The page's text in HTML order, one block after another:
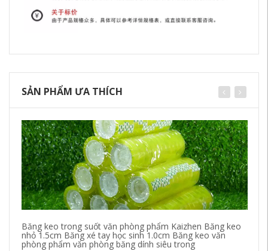
SẢN PHẨM ƯA THÍCH
Băng keo trong suốt văn phòng phẩm Kaizhen Băng keo
nhỏ 1.5cm Băng xé tay học sinh 1.0cm Băng keo văn
phòng phẩm văn phòng băng dính siêu trong